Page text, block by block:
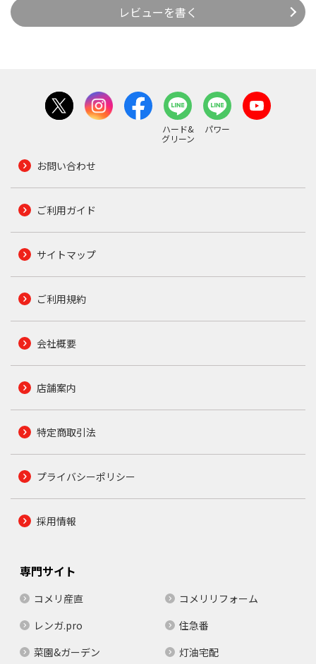
レビューを書く
ハード&
グリーン
パワー
お問い合わせ
ご利用ガイド
サイトマップ
ご利用規約
会社概要
店舗案内
特定商取引法
プライバシーポリシー
採用情報
専門サイト
コメリ産直
コメリリフォーム
レンガ.pro
住急番
菜園&ガーデン
灯油宅配